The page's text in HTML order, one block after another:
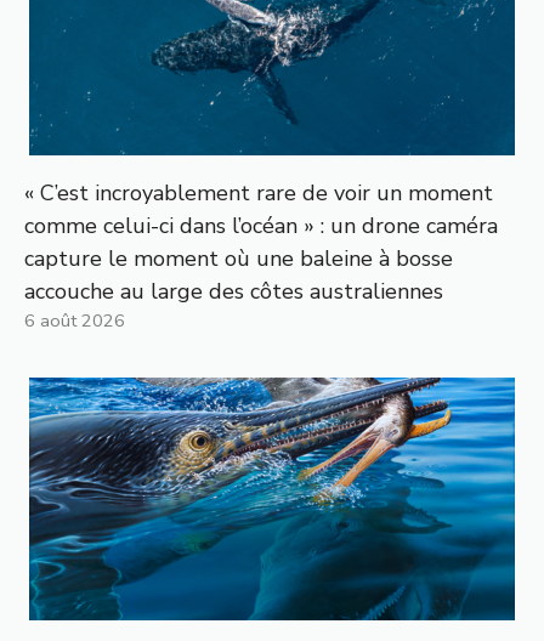
« C’est incroyablement rare de voir un moment
comme celui-ci dans l’océan » : un drone caméra
capture le moment où une baleine à bosse
accouche au large des côtes australiennes
6 août 2026